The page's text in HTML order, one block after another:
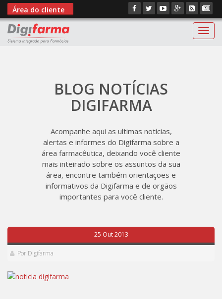
Área do cliente
BLOG NOTÍCIAS
DIGIFARMA
Acompanhe aqui as ultimas notícias,
alertas e informes do Digifarma sobre a
área farmacêutica, deixando você cliente
mais inteirado sobre os assuntos da sua
área, encontre também orientações e
informativos da Digifarma e de orgãos
importantes para você cliente.
25 Out 2013
Por Digifarma